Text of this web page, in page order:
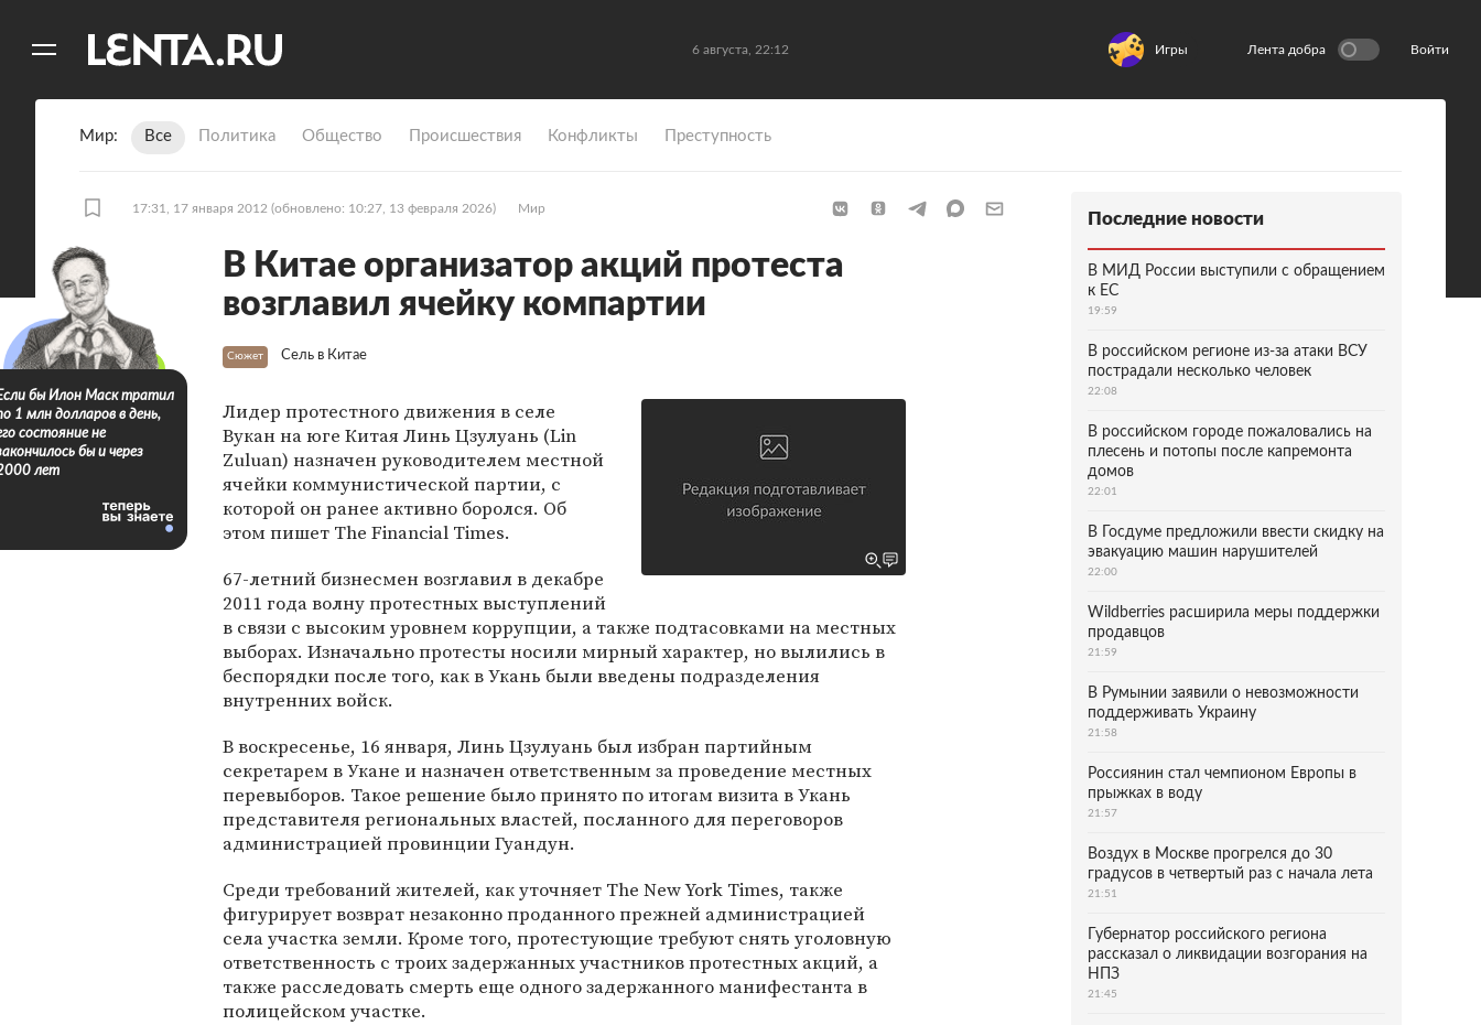
6 августа, 22:12 Игры Лента добра Войти
Мир Все Политика Общество Происшествия Конфликты Преступность
17:31, 17 января 2012 (обновлено: 10:27, 13 февраля 2026) Мир
В Китае организатор акций протеста
возглавил ячейку компартии
Сюжет Сель в Китае
Лидер протестного движения в селе
Вукан на юге Китая Линь Цзулуань (Lin
Zuluan) назначен руководителем местной
ячейки коммунистической партии, с
которой он ранее активно боролся. Об
этом пишет The Financial Times.
67-летний бизнесмен возглавил в декабре
2011 года волну протестных выступлений
в связи с высоким уровнем коррупции, а также подтасовками на местных
выборах. Изначально протесты носили мирный характер, но вылились в
беспорядки после того, как в Укань были введены подразделения
внутренних войск.
В воскресенье, 16 января, Линь Цзулуань был избран партийным
секретарем в Укане и назначен ответственным за проведение местных
перевыборов. Такое решение было принято по итогам визита в Укань
представителя региональных властей, посланного для переговоров
администрацией провинции Гуандун.
Среди требований жителей, как уточняет The New York Times, также
фигурирует возврат незаконно проданного прежней администрацией
села участка земли. Кроме того, протестующие требуют снять уголовную
ответственность с троих задержанных участников протестных акций, а
также расследовать смерть еще одного задержанного манифестанта в
полицейском участке.
бы Илон Маск тратил
1 млн долларов в день,
состояние не
бы и через
лет
Последние новости
В МИД России выступили с обращением
к ЕС
19:59
В российском регионе из-за атаки ВСУ
пострадали несколько человек
22:08
В российском городе пожаловались на
плесень и потопы после капремонта
домов
22:01
В Госдуме предложили ввести скидку на
эвакуацию машин нарушителей
22:00
Wildberries расширила меры поддержки
продавцов
21:59
В Румынии заявили о невозможности
поддерживать Украину
21:58
Россиянин стал чемпионом Европы в
прыжках в воду
21:57
Воздух в Москве прогрелся до 30
градусов в четвертый раз с начала лета
21:51
Губернатор российского региона
рассказал о ликвидации возгорания на
НПЗ
21:45